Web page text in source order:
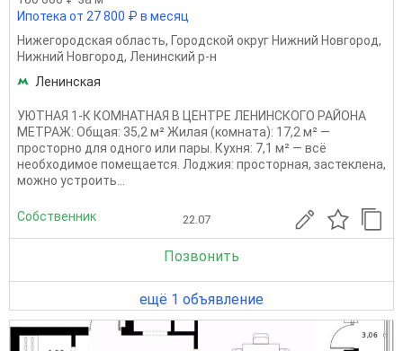
Ипотека от 27 800 ₽ в месяц
Нижегородская область, Городской округ Нижний Новгород,
Нижний Новгород, Ленинский р-н
Ленинская
УЮТНАЯ 1-К КОМНАТНАЯ В ЦЕНТРЕ ЛЕНИНСКОГО РАЙОНА
МЕТРАЖ: Общая: 35,2 м² Жилая (комната): 17,2 м² —
просторно для одного или пары. Кухня: 7,1 м² — всё
необходимое помещается. Лоджия: просторная, застеклена,
можно устроить...
Собственник 22.07
Позвонить
ещё 1 объявление